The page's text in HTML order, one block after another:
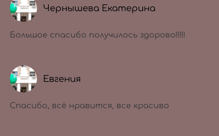
Чернышева Екатерина
Большое спасибо получилось здорово!!!!!
Евгения
Спасибо, всё нравится, все красиво